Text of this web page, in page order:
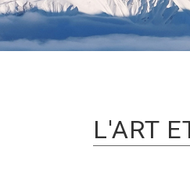
L'ART